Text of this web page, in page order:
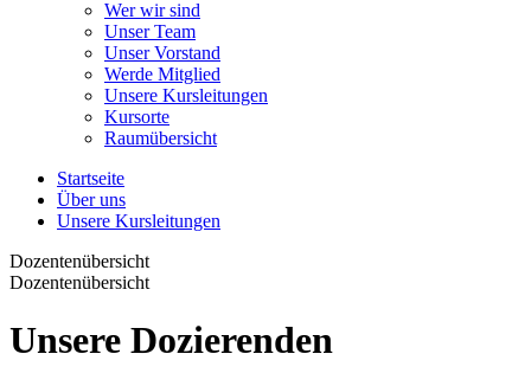
Wer wir sind
Unser Team
Unser Vorstand
Werde Mitglied
Unsere Kursleitungen
Kursorte
Raumübersicht
Startseite
Über uns
Unsere Kursleitungen
Dozentenübersicht
Dozentenübersicht
Unsere Dozierenden